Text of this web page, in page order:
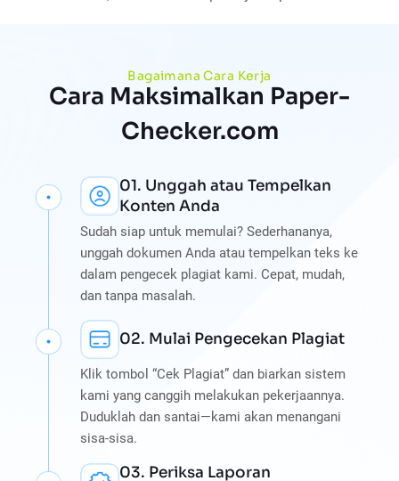
Bagaimana Cara Kerja
Cara Maksimalkan Paper-
Checker.com
01. Unggah atau Tempelkan
Konten Anda
Sudah siap untuk memulai? Sederhananya,
unggah dokumen Anda atau tempelkan teks ke
dalam pengecek plagiat kami. Cepat, mudah,
dan tanpa masalah.
02. Mulai Pengecekan Plagiat
Klik tombol “Cek Plagiat” dan biarkan sistem
kami yang canggih melakukan pekerjaannya.
Duduklah dan santai—kami akan menangani
sisa-sisa.
03. Periksa Laporan